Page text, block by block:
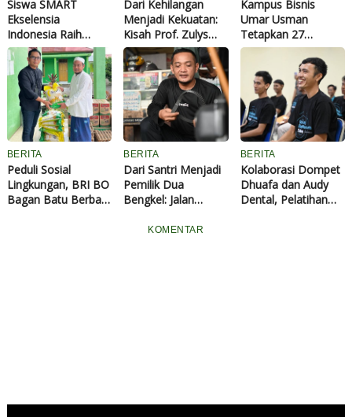
Siswa SMART
Ekselensia
Indonesia Raih
Prestasi Nasional di
Education Festival
Indonesia 2026
Dari Kehilangan
Menjadi Kekuatan:
Kisah Prof. Zulys
Mengajarkan Arti
Menjadi "Intan" bagi
Anak-anak Yatim
Kampus Bisnis
Umar Usman
Tetapkan 27
Penerima Beasiswa
STARPRENEURS
2026, Siapkan
Generasi
Entrepreneur
Muslim Berkarakter
BERITA
Peduli Sosial
Lingkungan, BRI BO
Bagan Batu Berbagi
BERITA
Dari Santri Menjadi
Pemilik Dua
Bengkel: Jalan
Menjemput
BERITA
Kolaborasi Dompet
Dhuafa dan Audy
Dental, Pelatihan
KOMENTAR